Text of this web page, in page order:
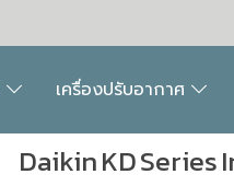
เครื่องปรับอากาศ
Daikin KD Series